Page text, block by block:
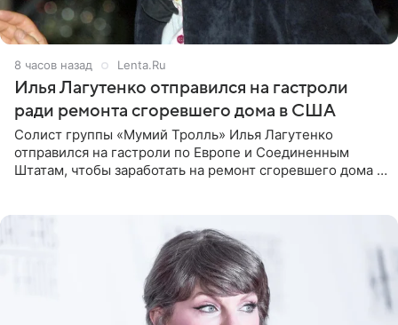
8 часов назад Lenta.Ru
Илья Лагутенко отправился на гастроли
ради ремонта сгоревшего дома в США
Солист группы «Мумий Тролль» Илья Лагутенко
отправился на гастроли по Европе и Соединенным
Штатам, чтобы заработать на ремонт сгоревшего дома в